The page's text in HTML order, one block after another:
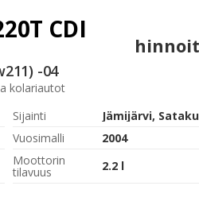
CDI
-04
kolariautot
Sijainti
Jämijärvi,
Vuosimalli
2004
Moottorin
tilavuus
2.2 l